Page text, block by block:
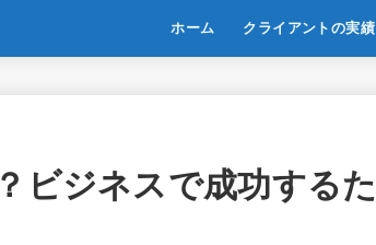
ホーム クライアントの実績
ビジネスで成功するた